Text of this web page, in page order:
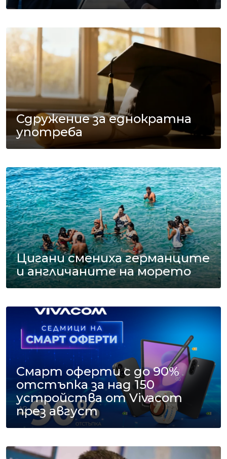
Сдружение за еднократна
употреба
Цигани смениха германците
и англичаните на морето
Смарт оферти с до 90%
отстъпка за над 150
устройства от Vivacom
през август